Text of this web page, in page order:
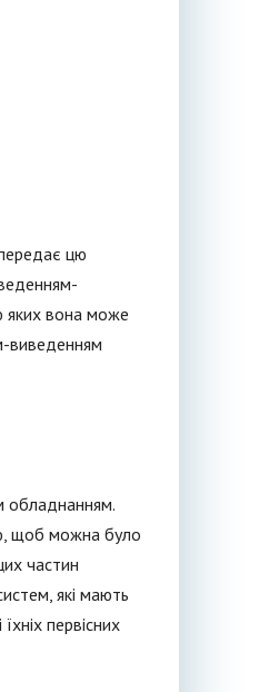
передає цю
яких вона може
виведенням
обладнанням.
щоб можна було
частин
які мають
первісних